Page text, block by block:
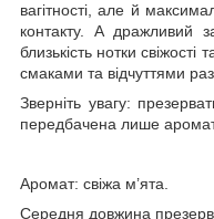
вагітності, але й
контакту. А дражливий
близькість нотки
смаками та відчуттями
Зверніть увагу:
передбачена лише
Аромат: свіжа м’ята.
Середня довжина